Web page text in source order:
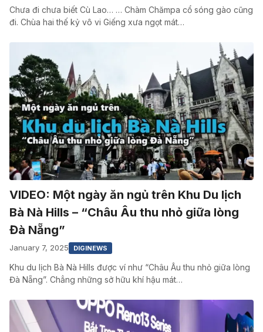
Chưa đi chưa biết Cù Lao… … Chàm Chămpa cổ sóng gào cũng
đi. Chùa hai thế kỷ vô vi Giếng xưa ngọt mát…
VIDEO: Một ngày ăn ngủ trên Khu Du lịch
Bà Nà Hills – “Châu Âu thu nhỏ giữa lòng
Đà Nẵng”
January 7, 2025 DIGINEWS
Khu du lịch Bà Nà Hills được ví như “Châu Âu thu nhỏ giữa lòng
Đà Nẵng”. Chẳng những sở hữu khí hậu mát…